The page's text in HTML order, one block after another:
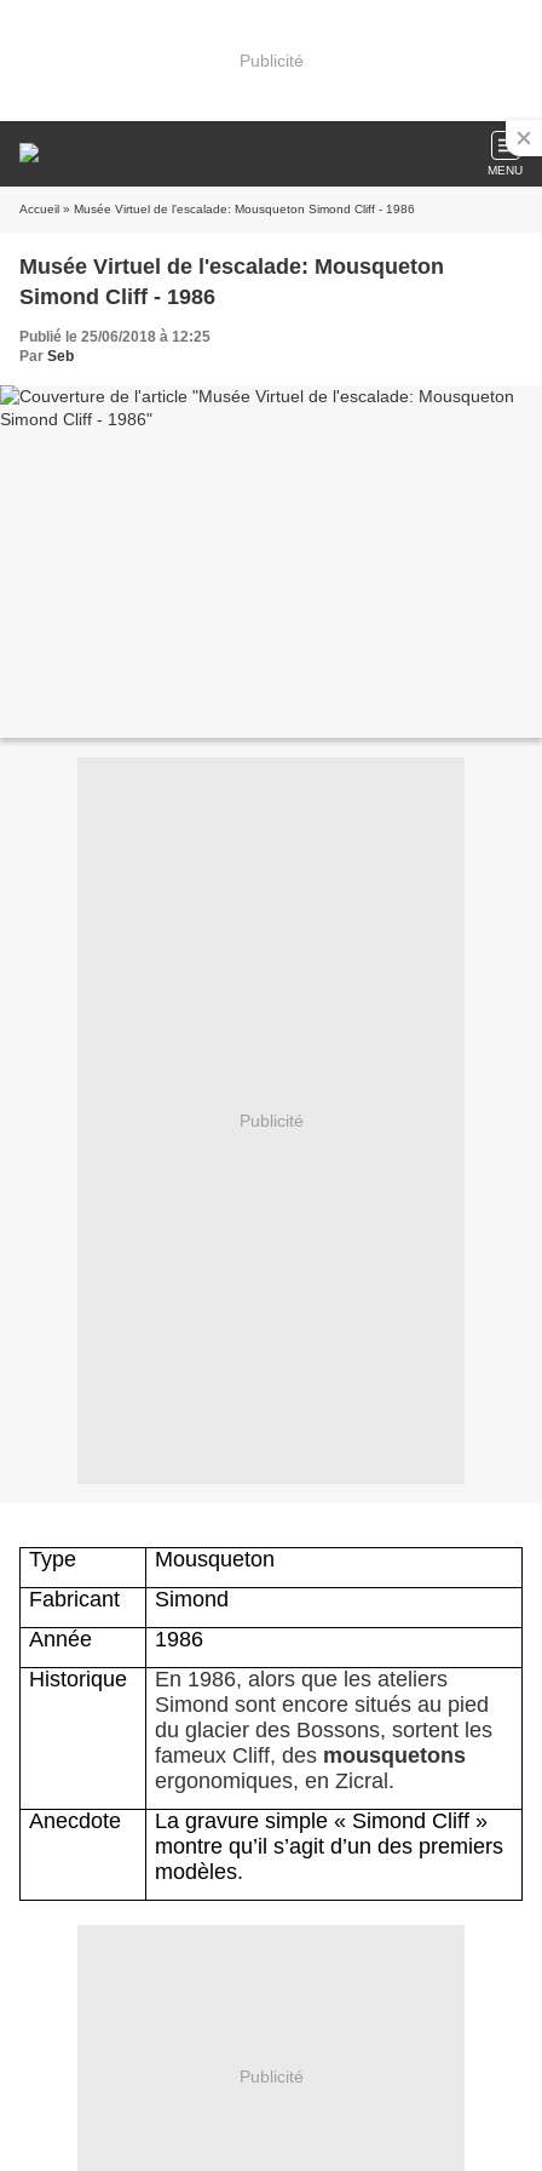
Publicité
MENU
Accueil » Musée Virtuel de l'escalade: Mousqueton Simond Cliff - 1986
Musée Virtuel de l'escalade: Mousqueton
Simond Cliff - 1986
Publié le 25/06/2018 à 12:25
Par Seb
Publicité
Type
Mousqueton
Fabricant
Simond
Année
1986
Historique
En 1986, alors que les ateliers
Simond sont encore situés au pied
du glacier des Bossons, sortent les
fameux Cliff, des mousquetons
ergonomiques, en Zicral.
Anecdote
La gravure simple « Simond Cliff »
montre qu’il s’agit d’un des premiers
modèles.
Publicité